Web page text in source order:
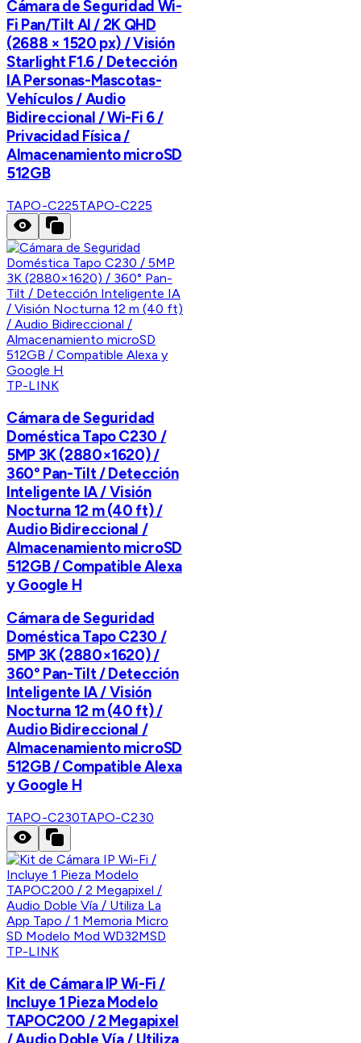
Cámara de Seguridad Wi-
Fi Pan/Tilt AI / 2K QHD
(2688 × 1520 px) / Visión
Starlight F1.6 / Detección
IA Personas-Mascotas-
Vehículos / Audio
Bidireccional / Wi-Fi 6 /
Privacidad Física /
Almacenamiento microSD
512GB
TAPO-C225TAPO-C225
TP-LINK
Cámara de Seguridad
Doméstica Tapo C230 /
5MP 3K (2880×1620) /
360° Pan-Tilt / Detección
Inteligente IA / Visión
Nocturna 12 m (40 ft) /
Audio Bidireccional /
Almacenamiento microSD
512GB / Compatible Alexa
y Google H
Cámara de Seguridad
Doméstica Tapo C230 /
5MP 3K (2880×1620) /
360° Pan-Tilt / Detección
Inteligente IA / Visión
Nocturna 12 m (40 ft) /
Audio Bidireccional /
Almacenamiento microSD
512GB / Compatible Alexa
y Google H
TAPO-C230TAPO-C230
TP-LINK
Kit de Cámara IP Wi-Fi /
Incluye 1 Pieza Modelo
TAPOC200 / 2 Megapixel
/ Audio Doble Vía / Utiliza